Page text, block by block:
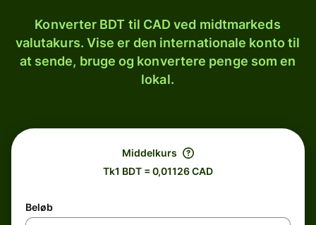
Konverter BDT til CAD ved midtmarkeds
valutakurs. Vise er den internationale konto til
at sende, bruge og konvertere penge som en
lokal.
Middelkurs
Tk1 BDT = 0,01126 CAD
Beløb